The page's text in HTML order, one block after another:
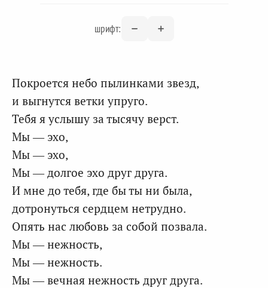
шрифт:
Покроется небо пылинками звезд,
и выгнутся ветки упруго.
Тебя я услышу за тысячу верст.
Мы — эхо,
Мы — эхо,
Мы — долгое эхо друг друга.
И мне до тебя, где бы ты ни была,
дотронуться сердцем нетрудно.
Опять нас любовь за собой позвала.
Мы — нежность,
Мы — нежность.
Мы — вечная нежность друг друга.